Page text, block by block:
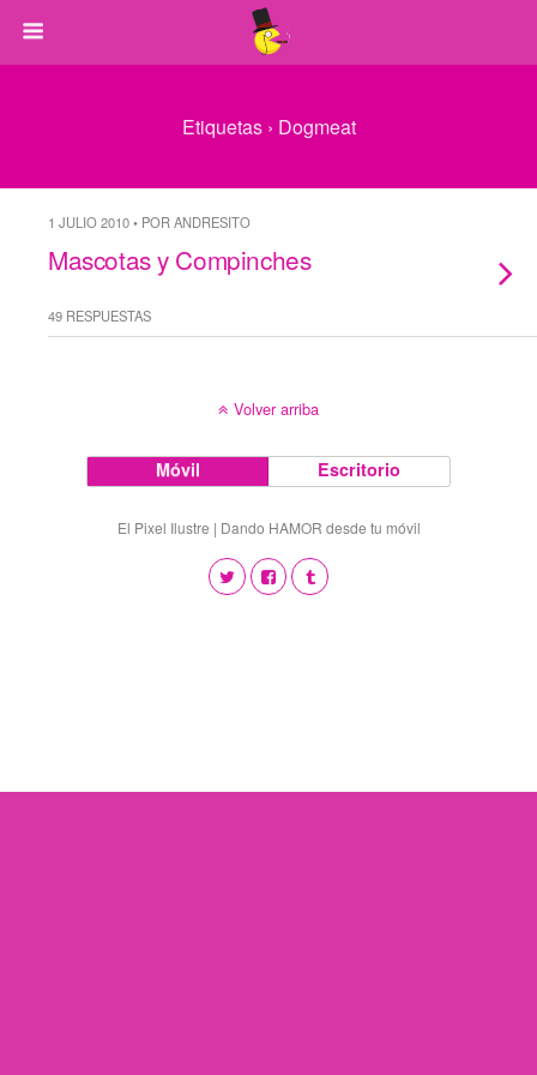
Etiquetas › Dogmeat
1 JULIO 2010 • POR ANDRESITO
Mascotas y Compinches
49 RESPUESTAS
Volver arriba
Móvil Escritorio
El Pixel Ilustre | Dando HAMOR desde tu móvil